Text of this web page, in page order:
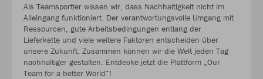
Als Teamsportler wissen wir, dass Nachhaltigkeit nicht im
Alleingang funktioniert. Der verantwortungsvolle Umgang mit
Ressourcen, gute Arbeitsbedingungen entlang der
Lieferkette und viele weitere Faktoren entscheiden über
unsere Zukunft. Zusammen können wir die Welt jeden Tag
nachhaltiger gestalten. Entdecke jetzt die Plattform „Our
Team for a better World“!